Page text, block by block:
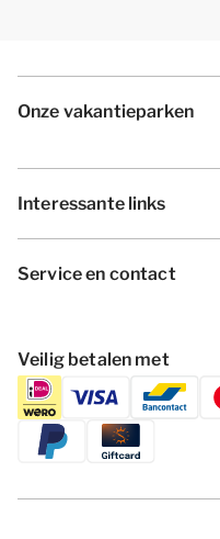
Onze vakantieparken
Interessante links
Service en contact
Veilig betalen met